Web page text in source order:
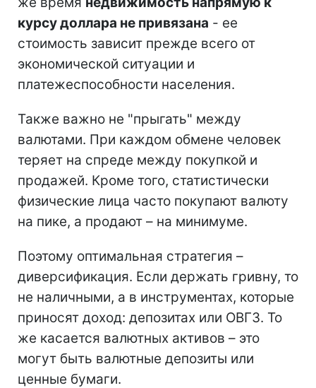
курсу доллара не привязана - ее
стоимость зависит прежде всего от
экономической ситуации и
платежеспособности населения.
Также важно не "прыгать" между
валютами. При каждом обмене человек
теряет на спреде между покупкой и
продажей. Кроме того, статистически
физические лица часто покупают валюту
на пике, а продают – на минимуме.
Поэтому оптимальная стратегия –
диверсификация. Если держать гривну, то
не наличными, а в инструментах, которые
приносят доход: депозитах или ОВГЗ. То
же касается валютных активов – это
могут быть валютные депозиты или
ценные бумаги.